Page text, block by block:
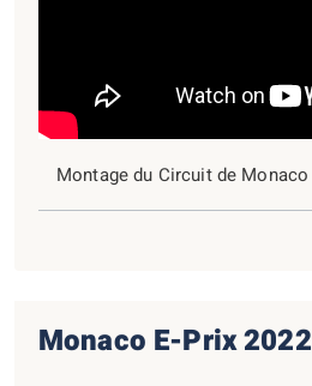
Montage du Circuit de Monaco
Monaco E-Prix 2022